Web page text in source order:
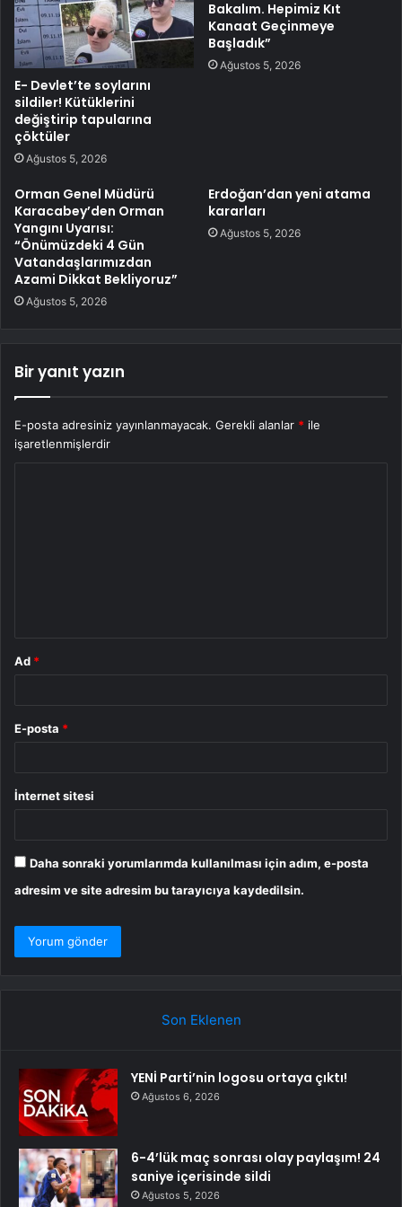
E- Devlet’te soylarını
sildiler! Kütüklerini
değiştirip tapularına
çöktüler
Ağustos 5, 2026
Bakalım. Hepimiz Kıt
Kanaat Geçinmeye
Başladık”
Ağustos 5, 2026
Orman Genel Müdürü
Karacabey’den Orman
Yangını Uyarısı:
“Önümüzdeki 4 Gün
Vatandaşlarımızdan
Azami Dikkat Bekliyoruz”
Ağustos 5, 2026
Erdoğan’dan yeni atama
kararları
Ağustos 5, 2026
Bir yanıt yazın
E-posta adresiniz yayınlanmayacak. Gerekli alanlar * ile
işaretlenmişlerdir
Ad *
E-posta *
İnternet sitesi
Daha sonraki yorumlarımda kullanılması için adım, e-posta
adresim ve site adresim bu tarayıcıya kaydedilsin.
Son Eklenen
YENİ Parti’nin logosu ortaya çıktı!
Ağustos 6, 2026
6-4’lük maç sonrası olay paylaşım! 24
saniye içerisinde sildi
Ağustos 5, 2026